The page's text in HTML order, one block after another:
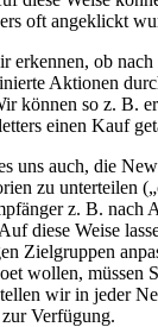
oft angeklickt
erkennen, ob
Aktionen
können so z. B.
einen Kauf
uns auch, die
zu unterteilen
z. B. nach
diese Weise
Zielgruppen
wollen, müssen
wir in jeder
Verfügung.